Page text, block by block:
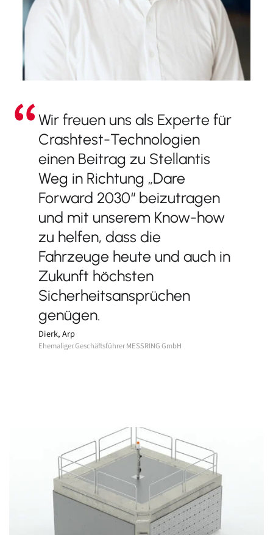
Wir freuen uns als Experte für
Crashtest-Technologien
einen Beitrag zu Stellantis
Weg in Richtung „Dare
Forward 2030“ beizutragen
und mit unserem Know-how
zu helfen, dass die
Fahrzeuge heute und auch in
Zukunft höchsten
Sicherheitsansprüchen
genügen.
Dierk, Arp
Ehemaliger Geschäftsführer MESSRING GmbH